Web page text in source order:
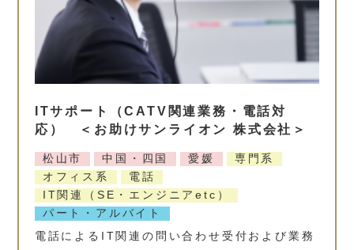
ITサポート（CATV関連業務・電話対
応） ＜お助けサンライオン 株式会社＞
松山市 中国・四国 愛媛
専門系
オフィス系
電話
IT関連（SE・エンジニアetc）
パート・アルバイト
電話によるIT関連の問い合わせ受付および業務